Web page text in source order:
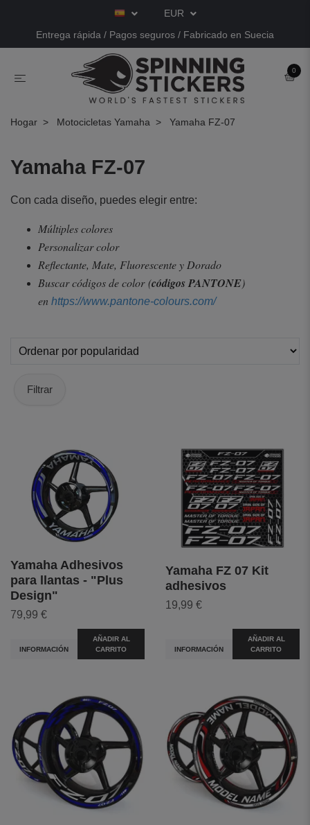
EUR
Entrega rápida / Pagos seguros / Fabricado en Suecia
0
Hogar Motocicletas Yamaha Yamaha FZ-07
Yamaha FZ-07
Con cada diseño, puedes elegir entre:
Múltiples colores
Personalizar color
Reflectante, Mate, Fluorescente y Dorado
Buscar códigos de color(códigos PANTONE)
en https://www.pantone-colours.com/
Filtrar
Yamaha Adhesivos
para llantas - "Plus
Design"
79,99 €
INFORMACIÓN
AÑADIR AL
CARRITO
Yamaha FZ 07 Kit
adhesivos
19,99 €
INFORMACIÓN
AÑADIR AL
CARRITO